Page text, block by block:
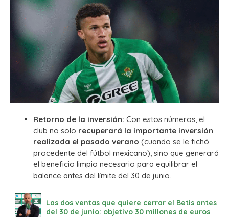
Retorno de la inversión: Con estos números, el
club no solo recuperará la importante inversión
realizada el pasado verano (cuando se le fichó
procedente del fútbol mexicano), sino que generará
el beneficio limpio necesario para equilibrar el
balance antes del límite del 30 de junio.
Las dos ventas que quiere cerrar el Betis antes
del 30 de junio: objetivo 30 millones de euros